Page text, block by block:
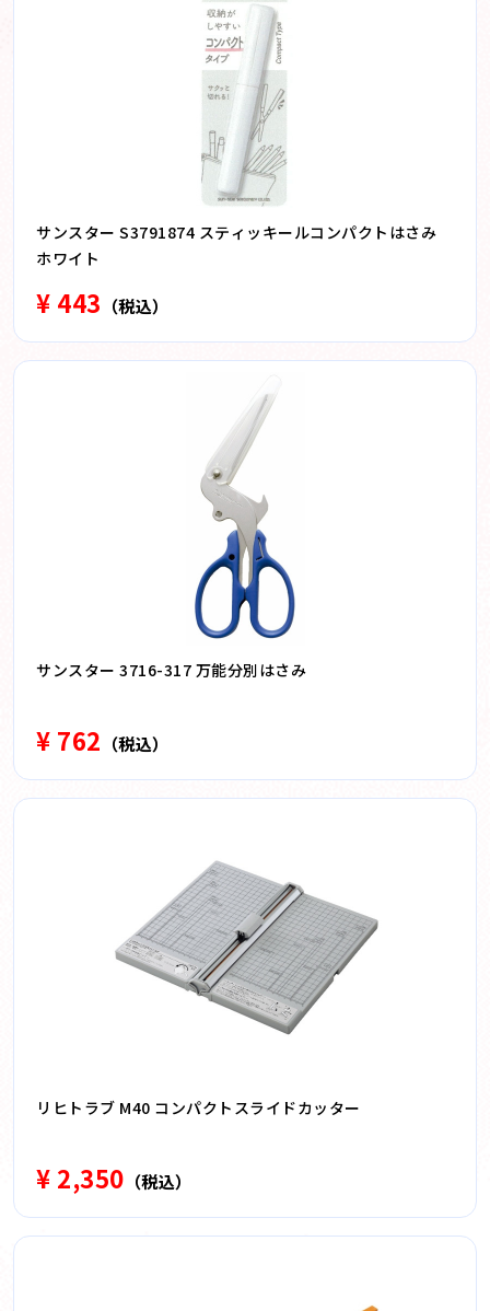
サンスター S3791874 スティッキールコンパクトはさみ
ホワイト
¥ 443 （税込）
サンスター 3716-317 万能分別はさみ
¥ 762 （税込）
リヒトラブ M40 コンパクトスライドカッター
¥ 2,350 （税込）